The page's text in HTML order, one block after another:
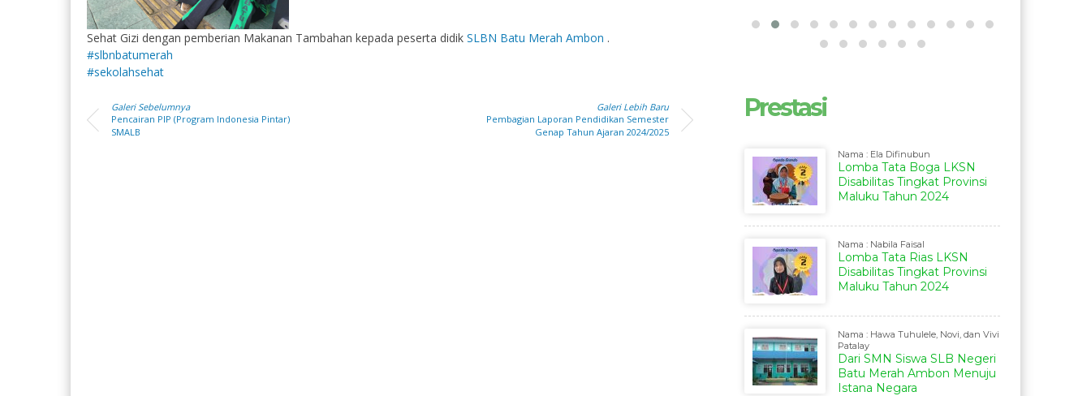
Sehat Gizi dengan pemberian Makanan Tambahan kepada peserta didik SLBN Batu Merah Ambon .
#slbnbatumerah
#sekolahsehat
Galeri Sebelumnya
Pencairan PIP (Program Indonesia Pintar)
SMALB
Galeri Lebih Baru
Pembagian Laporan Pendidikan Semester
Genap Tahun Ajaran 2024/2025
Prestasi
Nama : Ela Difinubun
Lomba Tata Boga LKSN
Disabilitas Tingkat Provinsi
Maluku Tahun 2024
Nama : Nabila Faisal
Lomba Tata Rias LKSN
Disabilitas Tingkat Provinsi
Maluku Tahun 2024
Nama : Hawa Tuhulele, Novi, dan Vivi
Patalay
Dari SMN Siswa SLB Negeri
Batu Merah Ambon Menuju
Istana Negara